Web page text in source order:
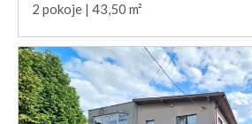
2 pokoje 43,50 m²